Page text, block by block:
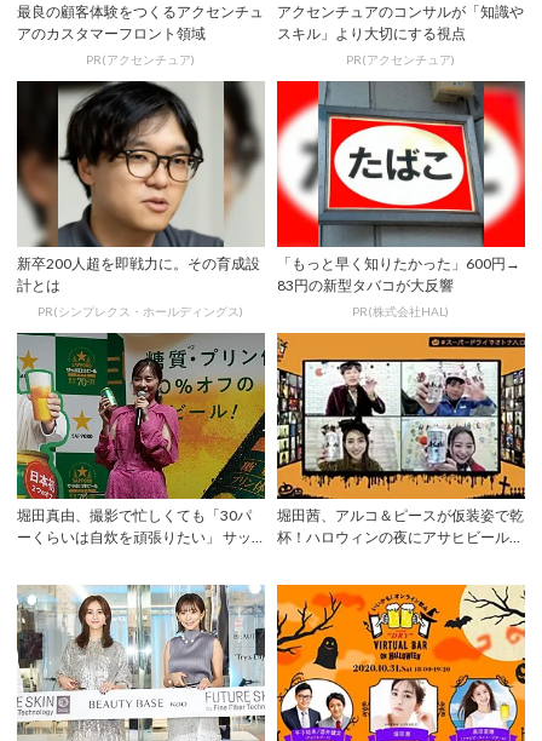
最良の顧客体験をつくるアクセンチュ
アのカスタマーフロント領域
PR(アクセンチュア)
アクセンチュアのコンサルが「知識や
スキル」より大切にする視点
PR(アクセンチュア)
新卒200人超を即戦力に。その育成設
計とは
PR(シンプレクス・ホールディングス)
「もっと早く知りたかった」600円→
83円の新型タバコが大反響
PR(株式会社HAL)
堀田真由、撮影で忙しくても「30パ
ーくらいは自炊を頑張りたい」 サッ
堀田茜、アルコ＆ピースが仮装姿で乾
杯！ハロウィンの夜にアサヒビール主